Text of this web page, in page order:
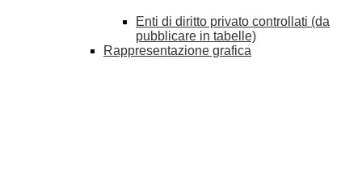
Enti di diritto privato controllati (da
pubblicare in tabelle)
Rappresentazione grafica